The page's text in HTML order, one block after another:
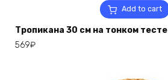
Add to cart
Тропикана 30 см на тонком тесте
569₽